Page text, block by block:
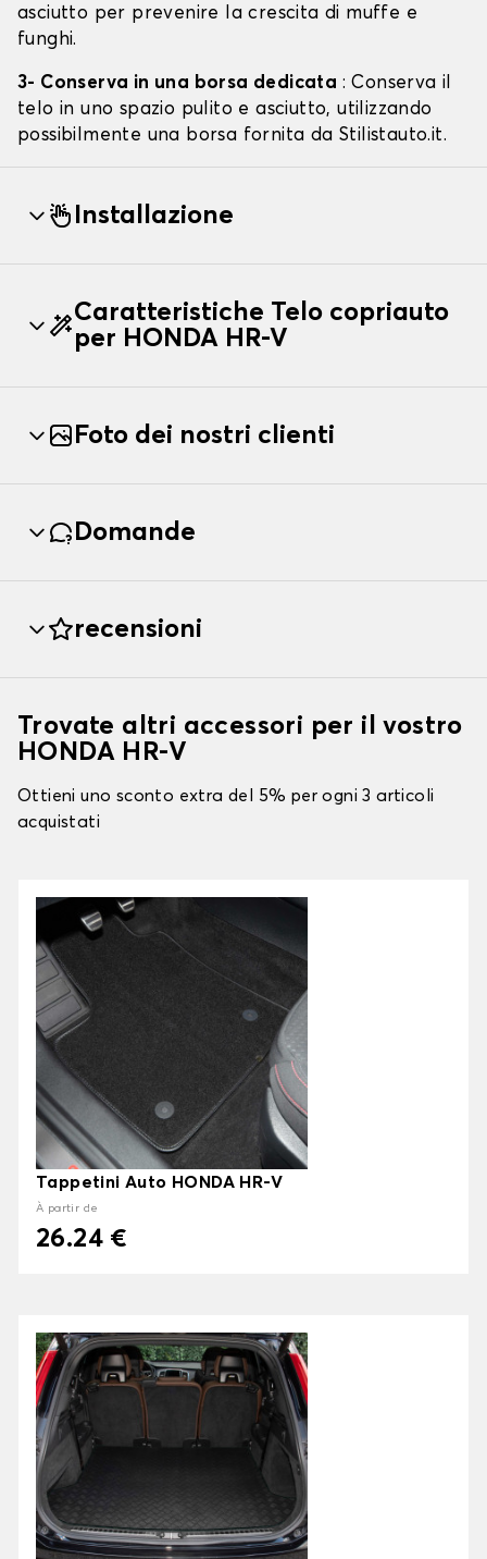
asciutto per prevenire la crescita di muffe e
funghi.
3- Conserva in una borsa dedicata : Conserva il
telo in uno spazio pulito e asciutto, utilizzando
possibilmente una borsa fornita da Stilistauto.it.
Installazione
Caratteristiche Telo copriauto
per HONDA HR-V
Foto dei nostri clienti
Domande
recensioni
Trovate altri accessori per il vostro
HONDA HR-V
Ottieni uno sconto extra del 5% per ogni 3 articoli
acquistati
Tappetini Auto HONDA HR-V
À partir de
26.24 €